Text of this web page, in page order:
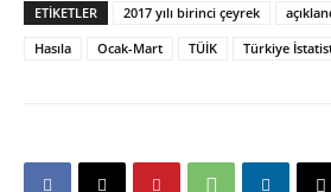
ETIKETLER 2017 yılı birinci çeyrek
Hasıla
Ocak-Mart TÜİK Türkiye